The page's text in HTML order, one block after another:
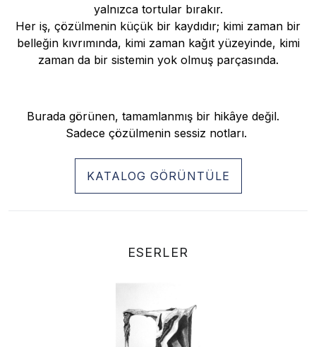
yalnızca tortular bırakır.
Her iş, çözülmenin küçük bir kaydıdır; kimi zaman bir
belleğin kıvrımında, kimi zaman kağıt yüzeyinde, kimi
zaman da bir sistemin yok olmuş parçasında.
Burada görünen, tamamlanmış bir hikâye değil.
Sadece çözülmenin sessiz notları.
KATALOG GÖRÜNTÜLE
ESERLER